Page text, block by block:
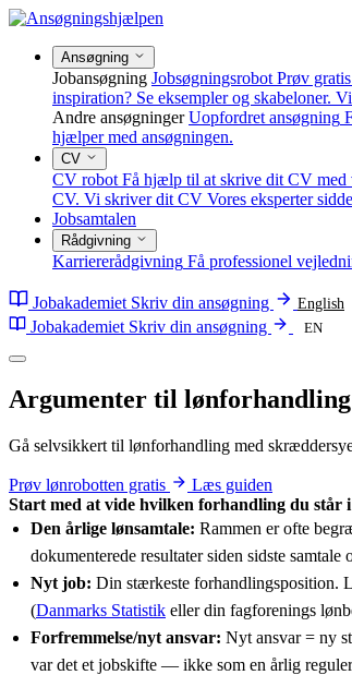
Ansøgning
Jobansøgning Jobsøgningsrobot Prøv
inspiration? Se eksempler og skabeloner.
Andre ansøgninger Uopfordret ansøgning
hjælper med ansøgningen.
CV
CV robot Få hjælp til at skrive dit CV med
CV. Vi skriver dit CV Vores eksperter
Jobsamtalen
Rådgivning
Karriererådgivning Få professionel
Jobakademiet Skriv din ansøgning English
Jobakademiet Skriv din ansøgning EN
Argumenter til lønforhandling
Gå selvsikkert til lønforhandling med
Prøv lønrobotten gratis
Læs guiden
Start med at vide hvilken forhandling du
Den årlige lønsamtale: Rammen er ofte
dokumenterede resultater siden sidste
Nyt job: Din stærkeste forhandlingsposition.
(Danmarks Statistik eller din fagforenings
Forfremmelse/nyt ansvar: Nyt ansvar = ny
var det et jobskifte — ikke som en årlig